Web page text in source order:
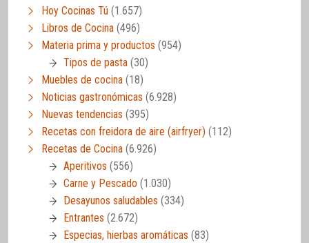
Hoy Cocinas Tú (1.657)
Libros de Cocina (496)
Materia prima y productos (954)
Tipos de pasta (30)
Muebles de cocina (18)
Noticias gastronómicas (6.928)
Nuevas tendencias (395)
Recetas con freidora de aire (airfryer) (112)
Recetas de Cocina (6.926)
Aperitivos (556)
Carne y Pescado (1.030)
Desayunos saludables (334)
Entrantes (2.672)
Especias, hierbas aromáticas (83)